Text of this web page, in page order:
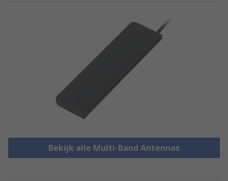
Bekijk alle Multi-Band Antennas